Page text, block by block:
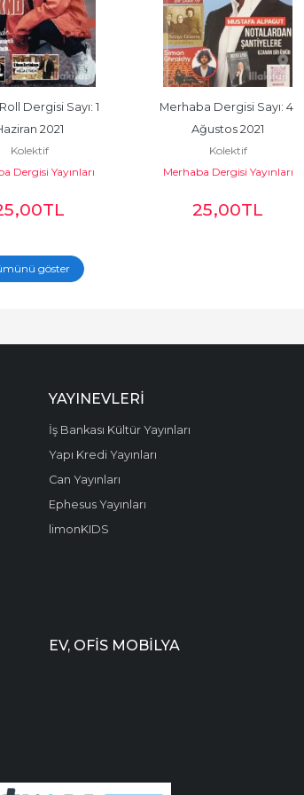
Dergisi Sayı: 1
2021
Kolektif
Dergisi Yayınları
,00TL
Merhaba Dergisi Sayı: 4
Ağustos 2021
Kolektif
Merhaba Dergisi Yayınları
25,00TL
göster
YAYINEVLERI
İş Bankası Kültür Yayınları
Yapı Kredi Yayınları
Can Yayınları
Ephesus Yayınları
limonKIDS
EV, OFIS MOBILYA